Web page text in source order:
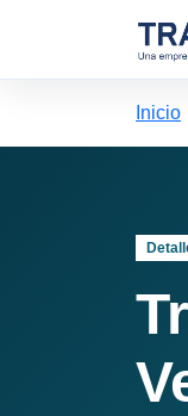
Inicio